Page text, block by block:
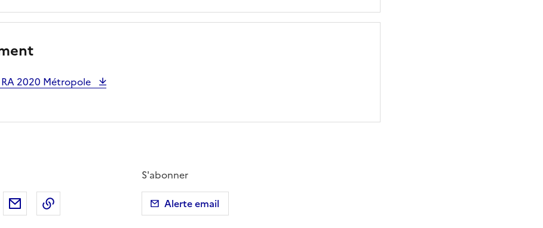
2020 Métropole
sur X (anciennement Twitter)
Partager sur LinkedIn
Partager par emailCopier dans le presse-papier
S'abonner
Alerte email